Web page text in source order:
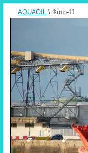
AQUAOIL \ Фото-11